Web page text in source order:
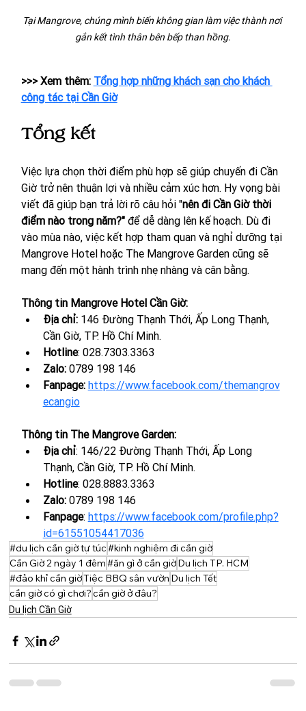
Tại Mangrove, chúng mình biến không gian làm việc thành nơi
gắn kết tình thân bên bếp than hồng.
>>> Xem thêm: Tổng hợp những khách sạn cho khách
công tác tại Cần Giờ
Tổng kết
Việc lựa chọn thời điểm phù hợp sẽ giúp chuyến đi Cần
Giờ trở nên thuận lợi và nhiều cảm xúc hơn. Hy vọng bài
viết đã giúp bạn trả lời rõ câu hỏi "nên đi Cần Giờ thời
điểm nào trong năm?" để dễ dàng lên kế hoạch. Dù đi
vào mùa nào, việc kết hợp tham quan và nghỉ dưỡng tại
Mangrove Hotel hoặc The Mangrove Garden cũng sẽ
mang đến một hành trình nhẹ nhàng và cân bằng.
Thông tin Mangrove Hotel Cần Giờ:
Địa chỉ: 146 Đường Thạnh Thới, Ấp Long Thạnh,
Cần Giờ, TP. Hồ Chí Minh.
Hotline: 028.7303.3363
Zalo: 0789 198 146
Fanpage: https://www.facebook.com/themangrov
ecangio
Thông tin The Mangrove Garden:
Địa chỉ: 146/22 Đường Thạnh Thới, Ấp Long
Thạnh, Cần Giờ, TP. Hồ Chí Minh.
Hotline: 028.8883.3363
Zalo: 0789 198 146
Fanpage: https://www.facebook.com/profile.php?
id=61551054417036
#du lịch cần giờ tự túc#kinh nghiệm đi cần giờ
Cần Giờ 2 ngày 1 đêm#ăn gì ở cần giờDu lịch TP. HCM
#đảo khỉ cần giờTiệc BBQ sân vườn Du lịch Tết
cần giờ có gì chơi?cần giờ ở đâu?
Du lịch Cần Giờ